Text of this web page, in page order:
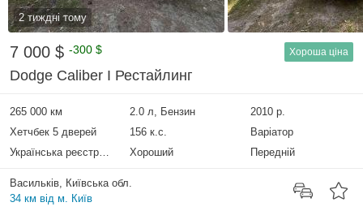
2 тиждні тому
7 000 $ -300 $ Хороша ціна
Dodge Caliber I Рестайлинг
265 000 км 2.0 л, Бензин
2010 р.
Хетчбек 5 дверей
156 к.с.
Варіатор
Українська реєстрація
Хороший Передній
Васильків, Київська обл.
34 км від м. Київ